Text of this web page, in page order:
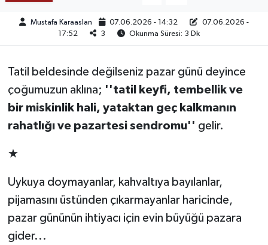
Mustafa Karaaslan 07.06.2026 - 14:32
07.06.2026 -
17:52
3 Okunma Süresi: 3 Dk
Tatil beldesinde değilseniz pazar günü deyince
çoğumuzun aklına; ''tatil keyfi, tembellik ve
bir miskinlik hali, yataktan geç kalkmanın
rahatlığı ve pazartesi sendromu'' gelir.
★
Uykuya doymayanlar, kahvaltıya bayılanlar,
pijamasını üstünden çıkarmayanlar haricinde,
pazar gününün ihtiyacı için evin büyüğü pazara
gider...
POPÜLER
DÜNYA
TREND
TEKNOLOJİ
YAŞAM